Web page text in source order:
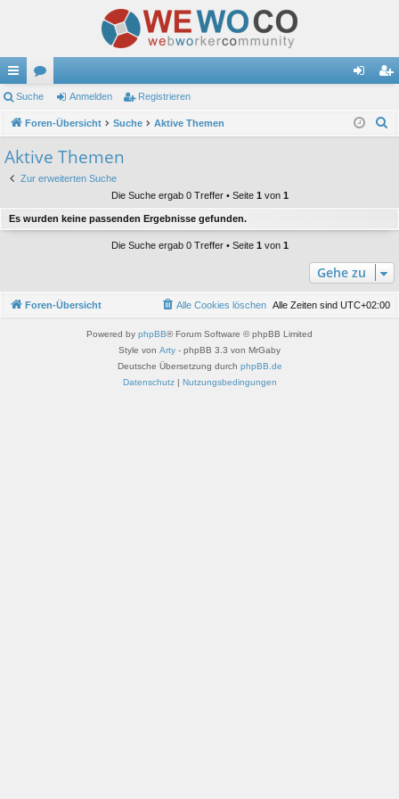
ch
ne
llz
ug
or
en m ist
Suche Anmelden Registrieren
Foren-Übersicht Suche Aktive Themen
Aktive Themen
Zur erweiterten Suche
Die Suche ergab 0 Treffer • Seite 1 von 1
Es wurden keine passenden Ergebnisse gefunden.
Die Suche ergab 0 Treffer • Seite 1 von 1
Gehe zu
Foren-Übersicht Alle Zeiten sind UTC+02:00
Alle Cookies löschen
Powered by phpBB® Forum Software © phpBB Limited
Style von Arty - phpBB 3.3 von MrGaby
Deutsche Übersetzung durch phpBB.de
Datenschutz| Nutzungsbedingungen